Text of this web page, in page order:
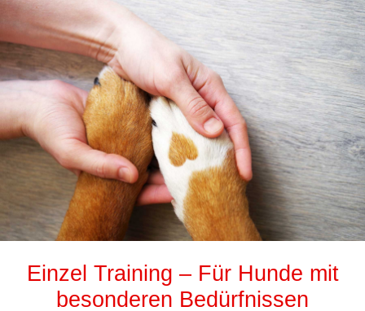
Einzel Training – Für Hunde mit
besonderen Bedürfnissen